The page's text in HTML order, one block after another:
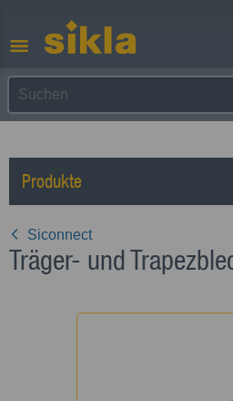
Produkte
Siconnect
Träger- und